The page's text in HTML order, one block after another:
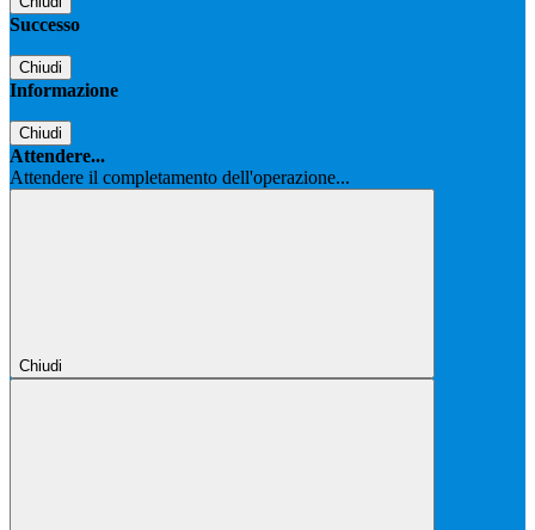
Successo
Chiudi
Informazione
Chiudi
Attendere...
Attendere il completamento dell'operazione...
Chiudi